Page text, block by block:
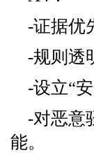
-证据优
-规则透
-设立“
-对恶意
能。